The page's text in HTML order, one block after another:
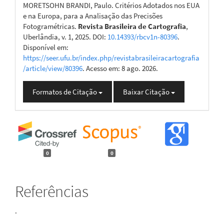
MORETSOHN BRANDI, Paulo. Critérios Adotados nos EUA
e na Europa, para a Analisação das Precisões
Fotogramétricas. Revista Brasileira de Cartografia,
Uberlândia, v. 1, 2025. DOI: 10.14393/rbcv1n-80396.
Disponível em:
https://seer.ufu.br/index.php/revistabrasileiracartografia
/article/view/80396. Acesso em: 8 ago. 2026.
Formatos de Citação Baixar Citação
0 0
Referências
.